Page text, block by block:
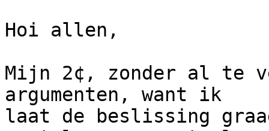
Hoi allen,
Mijn 2¢, zonder al te
argumenten, want ik
laat de beslissing